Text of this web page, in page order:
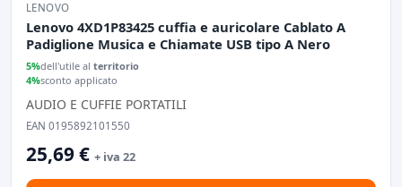
LENOVO
Lenovo 4XD1P83425 cuffia e auricolare Cablato A
Padiglione Musica e Chiamate USB tipo A Nero
5%dell'utile al territorio
4%sconto applicato
AUDIO E CUFFIE PORTATILI
EAN 0195892101550
25,69 € + iva 22